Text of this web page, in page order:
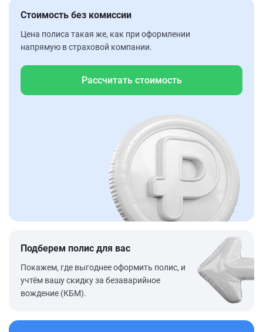
Стоимость без комиссии
Цена полиса такая же, как при оформлении
напрямую в страховой компании.
Рассчитать стоимость
Подберем полис для вас
Покажем, где выгоднее оформить полис, и
учтём вашу скидку за безаварийное
вождение (КБМ).